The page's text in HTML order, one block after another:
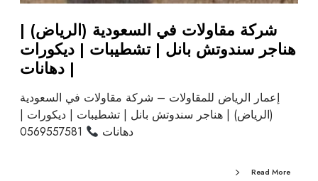
شركة مقاولات في السعودية (الرياض) |
هناجر سندوتش بانل | تشطيبات | ديكورات
| دهانات
إعمار الرياض للمقاولات – شركة مقاولات في السعودية
(الرياض) | هناجر سندوتش بانل | تشطيبات | ديكورات |
دهانات
Read More